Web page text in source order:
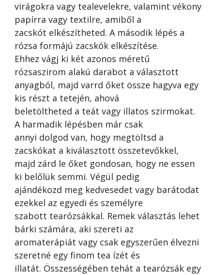
virágokra vagy tealevelekre, valamint vékony
papírra vagy textilre, amiből a
zacskót elkészítheted. A második lépés a
rózsa formájú zacskók elkészítése.
Ehhez vágj ki két azonos méretű
rózsaszirom alakú darabot a választott
anyagból, majd varrd őket össze hagyva egy
kis részt a tetején, ahová
beletöltheted a teát vagy illatos szirmokat.
A harmadik lépésben már csak
annyi dolgod van, hogy megtöltsd a
zacskókat a kiválasztott összetevőkkel,
majd zárd le őket gondosan, hogy ne essen
ki belőlük semmi. Végül pedig
ajándékozd meg kedvesedet vagy barátodat
ezekkel az egyedi és személyre
szabott tearózsákkal. Remek választás lehet
bárki számára, aki szereti az
aromaterápiát vagy csak egyszerűen élvezni
szeretné egy finom tea ízét és
illatát. Összességében tehát a tearózsák egy